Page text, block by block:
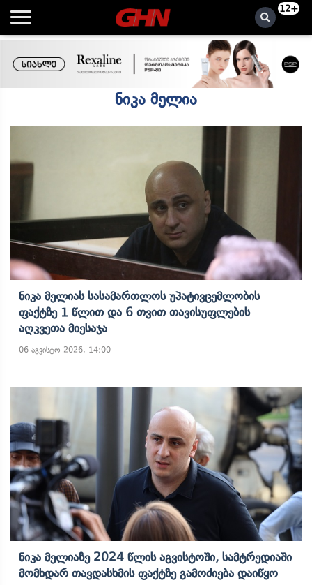
12+
ნიკა მელია
Ნიკა Მელიას Სასამართლოს Უპატივცემლობის
Ფაქტზე 1 Წლით Და 6 Თვით Თავისუფლების
Აღკვეთა Მიესაჯა
06 აგვისტო 2026, 14:00
Ნიკა Მელიაზე 2024 Წლის Აგვისტოში, Სამტრედიაში
Მომხდარ Თავდასხმის Ფაქტზე Გამოძიება Დაიწყო